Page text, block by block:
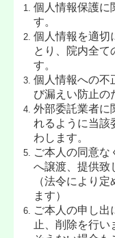
個人情報保護に
す。
個人情報を適切
とり、院内全て
す。
個人情報への不
び漏えい防止の
外部委託業者に
れるように当該
わします。
ご本人の同意な
へ譲渡、提供致
（法令により
ます）
ご本人の申し出
止、削除を行い